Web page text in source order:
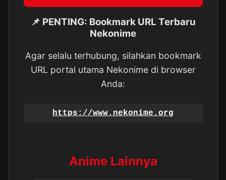
📌 PENTING: Bookmark URL Terbaru
Nekonime
Agar selalu terhubung, silahkan bookmark
URL portal utama Nekonime di browser
Anda:
https://www.nekonime.org
Anime Lainnya